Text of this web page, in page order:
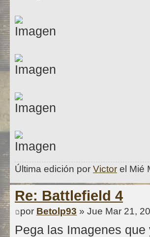
Última edición por Victor el Mié
Re: Battlefield 4
por Betolp93 » Jue Mar 21,
Pega las Imagenes